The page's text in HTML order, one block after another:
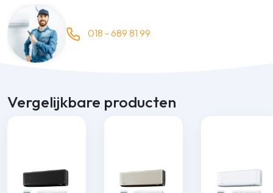
018 - 689 81 99
Vergelijkbare producten